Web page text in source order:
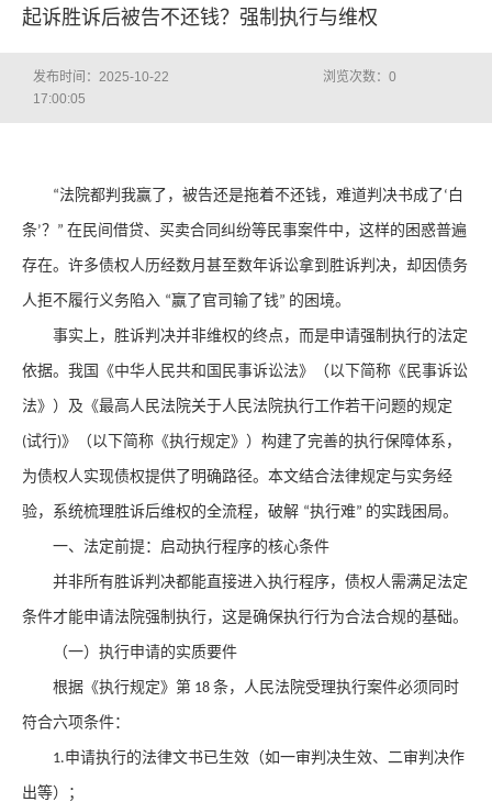
起诉胜诉后被告不还钱？强制执行与维权
发布时间：2025-10-22
17:00:05
浏览次数： 0
“法院都判我赢了，被告还是拖着不还钱，难道判决书成了‘ 白
条’？ ” 在民间借贷、买卖合同纠纷等民事案件中，这样的困惑普遍
存在。许多债权人历经数月甚至数年诉讼拿到胜诉判决，却因债务
人拒不履行义务陷入 “赢了官司输了钱” 的困境。
事实上，胜诉判决并非维权的终点，而是申请强制执行的法定
依据。我国《中华人民共和国民事诉讼法》（以下简称《民事诉讼
法》）及《最高人民法院关于人民法院执行工作若干问题的规定
(试行)》（以下简称《执行规定》）构建了完善的执行保障体系，
为债权人实现债权提供了明确路径。本文结合法律规定与实务经
验，系统梳理胜诉后维权的全流程，破解 “执行难” 的实践困局。
一、法定前提：启动执行程序的核心条件
并非所有胜诉判决都能直接进入执行程序，债权人需满足法定
条件才能申请法院强制执行，这是确保执行行为合法合规的基础。
（一）执行申请的实质要件
根据《执行规定》第 18 条，人民法院受理执行案件必须同时
符合六项条件：
1.申请执行的法律文书已生效（如一审判决生效、二审判决作
出等）；